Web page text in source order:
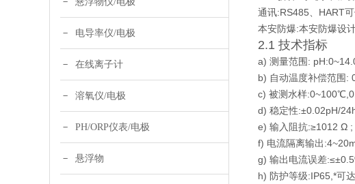
电导率仪/电极
在线离子计
溶氧仪/电极
PH/ORP仪表/电极
悬浮物
通讯:RS485、HART
本安防爆:本安防爆设
2.1 技术指标
a) 测量范围:
b) 自动温度补偿范围
c) 被测水样
d) 稳定性:±0.02pH/
e) 输入阻抗:≥1012 Ω ;
f) 电流隔离输出
g) 输出电流误差
h) 防护等级:IP65,*可